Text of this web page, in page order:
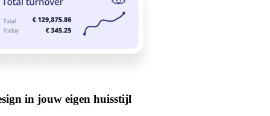
in jouw eigen huisstijl